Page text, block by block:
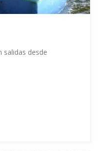
salidas desde